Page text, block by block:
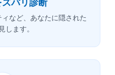
バリ診断
など、あなたに隠された
します。